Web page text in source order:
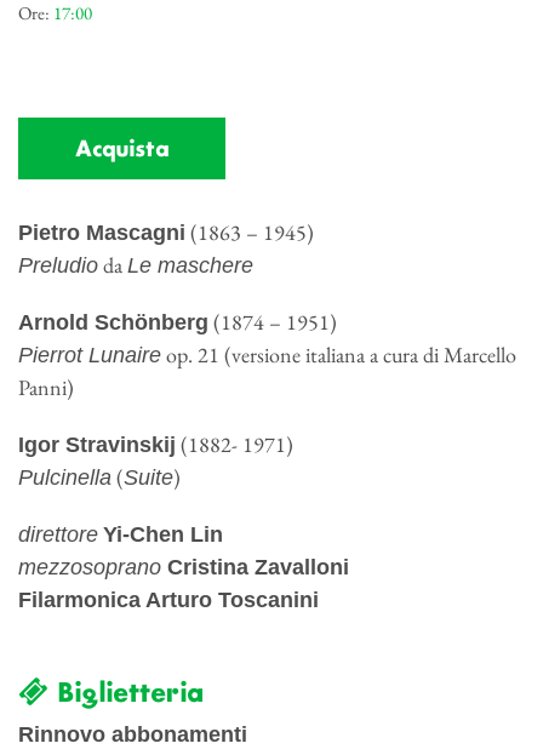
Ore: 17:00
Acquista
Pietro Mascagni (1863 – 1945)
Preludio da Le maschere
Arnold Schönberg (1874 – 1951)
Pierrot Lunaire op. 21 (versione italiana a cura di Marcello
Panni)
Igor Stravinskij (1882- 1971)
Pulcinella (Suite)
direttore Yi-Chen Lin
mezzosoprano Cristina Zavalloni
Filarmonica Arturo Toscanini
Biglietteria
Rinnovo abbonamenti